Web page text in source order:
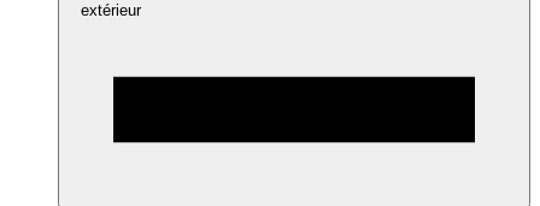
extérieur